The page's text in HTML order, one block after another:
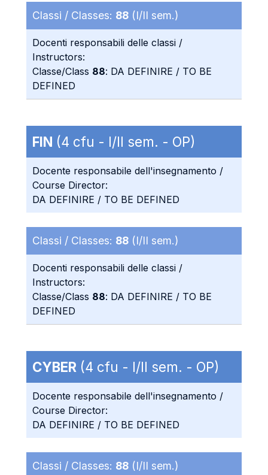
Classi / Classes: 88 (I/II sem.)
Docenti responsabili delle classi /
Instructors:
Classe/Class 88: DA DEFINIRE / TO BE
DEFINED
FIN (4 cfu - I/II sem. - OP)
Docente responsabile dell'insegnamento /
Course Director:
DA DEFINIRE / TO BE DEFINED
Classi / Classes: 88 (I/II sem.)
Docenti responsabili delle classi /
Instructors:
Classe/Class 88: DA DEFINIRE / TO BE
DEFINED
CYBER (4 cfu - I/II sem. - OP)
Docente responsabile dell'insegnamento /
Course Director:
DA DEFINIRE / TO BE DEFINED
Classi / Classes: 88 (I/II sem.)